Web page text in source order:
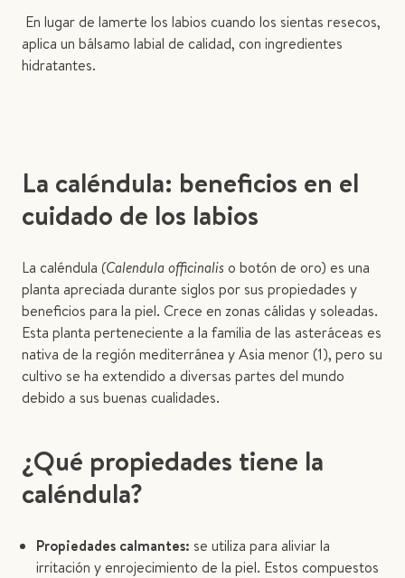
En lugar de lamerte los labios cuando los sientas resecos,
aplica un bálsamo labial de calidad, con ingredientes
hidratantes.
La caléndula: beneficios en el
cuidado de los labios
La caléndula (Calendula officinaliso botón de oro) es una
planta apreciada durante siglos por sus propiedades y
beneficios para la piel. Crece en zonas cálidas y soleadas.
Esta planta perteneciente a la familia de las asteráceas es
nativa de la región mediterránea y Asia menor (1), pero su
cultivo se ha extendido a diversas partes del mundo
debido a sus buenas cualidades.
¿Qué propiedades tiene la
caléndula?
Propiedades calmantes: se utiliza para aliviar la
irritación y enrojecimiento de la piel. Estos compuestos